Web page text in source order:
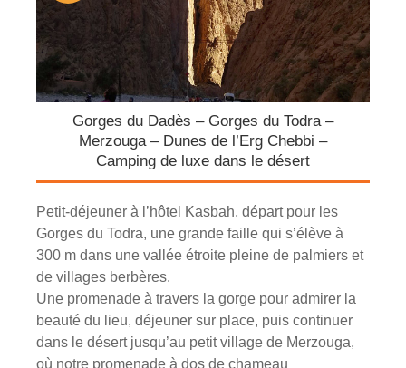
Gorges du Dadès – Gorges du Todra –
Merzouga – Dunes de l’Erg Chebbi –
Camping de luxe dans le désert
Petit-déjeuner à l’hôtel Kasbah, départ pour les
Gorges du Todra, une grande faille qui s’élève à
300 m dans une vallée étroite pleine de palmiers et
de villages berbères.
Une promenade à travers la gorge pour admirer la
beauté du lieu, déjeuner sur place, puis continuer
dans le désert jusqu’au petit village de Merzouga,
où notre promenade à dos de chameau